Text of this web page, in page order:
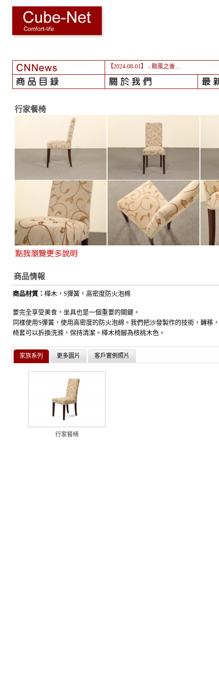
【2024-08-01】 - 颱風之後...
行家餐椅
商品情報
商品材質： 樺木，S彈簧，高密度防火泡棉
要完全享受美食，坐具也是一個重要的關鍵。
同樣使用S彈簧，使用高密度的防火泡綿。我們把沙發製作的技術，轉移
椅套可以拆換洗滌，保持清潔。樺木椅腳為核桃木色。
家族系列 更多圖片 客戶實例照片
行家餐椅